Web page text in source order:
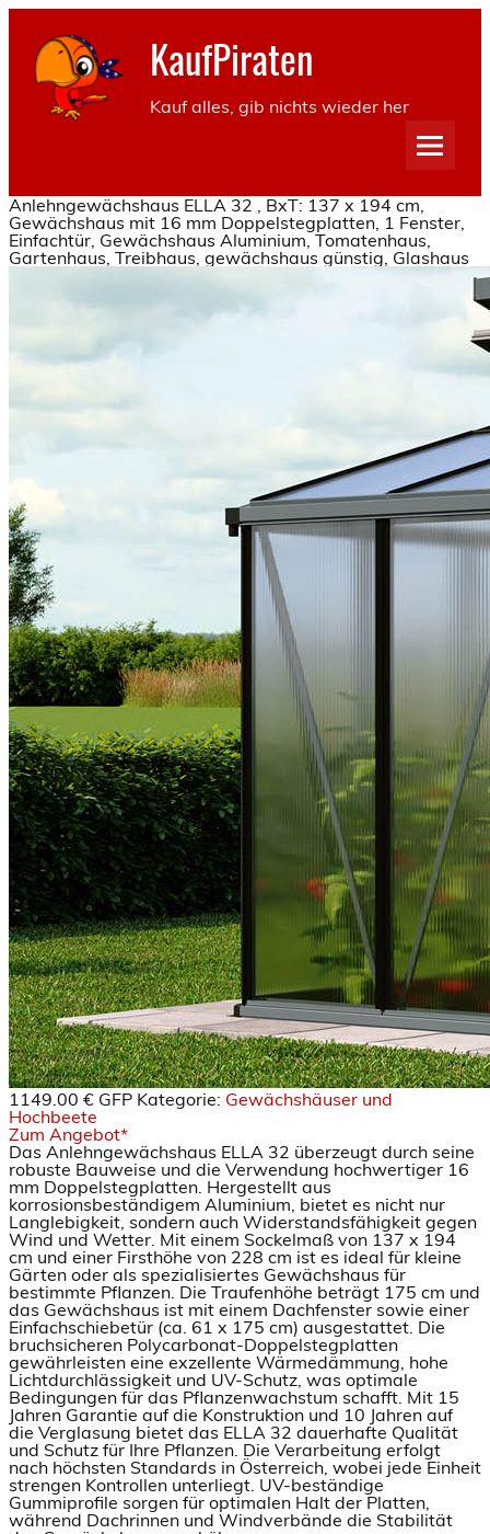
KaufPiraten
Kauf alles, gib nichts wieder her
Anlehngewächshaus ELLA 32 , BxT: 137 x 194 cm,
Gewächshaus mit 16 mm Doppelstegplatten, 1 Fenster,
Einfachtür, Gewächshaus Aluminium, Tomatenhaus,
Gartenhaus, Treibhaus, gewächshaus günstig, Glashaus
1149.00 € GFP Kategorie: Gewächshäuser und
Hochbeete
Zum Angebot*
Das Anlehngewächshaus ELLA 32 überzeugt durch seine
robuste Bauweise und die Verwendung hochwertiger 16
mm Doppelstegplatten. Hergestellt aus
korrosionsbeständigem Aluminium, bietet es nicht nur
Langlebigkeit, sondern auch Widerstandsfähigkeit gegen
Wind und Wetter. Mit einem Sockelmaß von 137 x 194
cm und einer Firsthöhe von 228 cm ist es ideal für kleine
Gärten oder als spezialisiertes Gewächshaus für
bestimmte Pflanzen. Die Traufenhöhe beträgt 175 cm und
das Gewächshaus ist mit einem Dachfenster sowie einer
Einfachschiebetür (ca. 61 x 175 cm) ausgestattet. Die
bruchsicheren Polycarbonat-Doppelstegplatten
gewährleisten eine exzellente Wärmedämmung, hohe
Lichtdurchlässigkeit und UV-Schutz, was optimale
Bedingungen für das Pflanzenwachstum schafft. Mit 15
Jahren Garantie auf die Konstruktion und 10 Jahren auf
die Verglasung bietet das ELLA 32 dauerhafte Qualität
und Schutz für Ihre Pflanzen. Die Verarbeitung erfolgt
nach höchsten Standards in Österreich, wobei jede Einheit
strengen Kontrollen unterliegt. UV-beständige
Gummiprofile sorgen für optimalen Halt der Platten,
während Dachrinnen und Windverbände die Stabilität